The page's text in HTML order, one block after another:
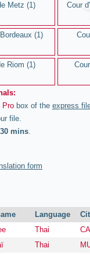
Metz (1) Cour
(1)
Riom (1)
Probox of the express
file.
30 mins.
form
Language
Thai
Thai